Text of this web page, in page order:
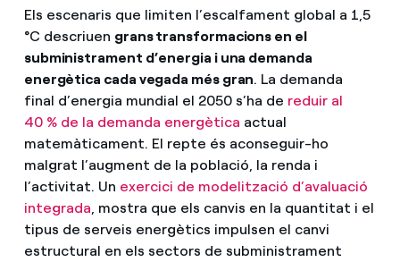
Els escenaris que limiten l’escalfament global a 1,5
°C descriuen grans transformacions en el
subministrament d’energia i una demanda
energètica cada vegada més gran. La demanda
final d’energia mundial el 2050 s’ha de reduir al
40 % de la demanda energètica actual
matemàticament. El repte és aconseguir-ho
malgrat l’augment de la població, la renda i
l’activitat. Un exercici de modelització d’avaluació
integrada , mostra que els canvis en la quantitat i el
tipus de serveis energètics impulsen el canvi
estructural en els sectors de subministrament